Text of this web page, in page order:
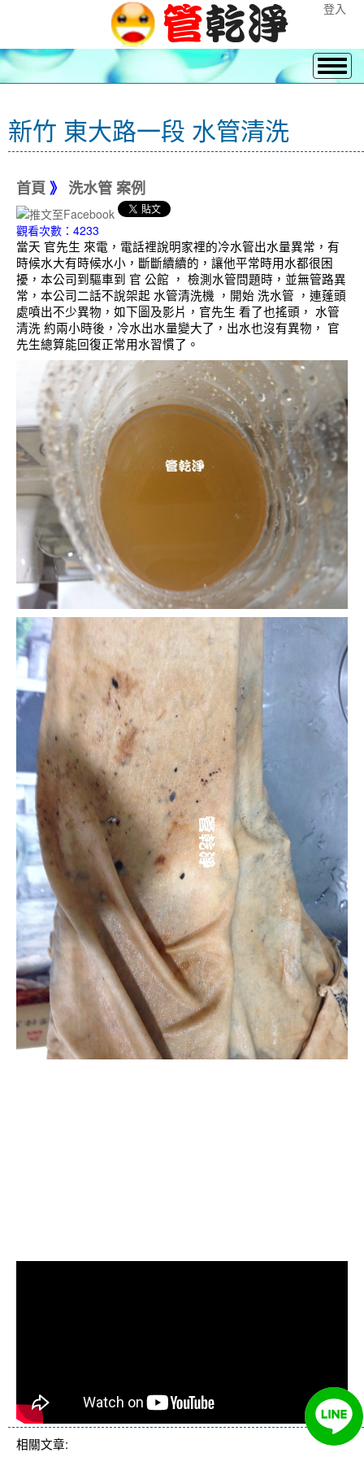
登入
新竹 東大路一段 水管清洗
首頁 》 洗水管 案例
觀看次數：4233
當天 官先生 來電，電話裡說明家裡的冷水管出水量異常，有
時候水大有時候水小，斷斷續續的，讓他平常時用水都很困
擾，本公司到驅車到 官 公館 ， 檢測水管問題時，並無管路異
常，本公司二話不說架起 水管清洗機 ，開始 洗水管 ，連蓬頭
處噴出不少異物，如下圖及影片，官先生 看了也搖頭， 水管
清洗 約兩小時後，冷水出水量變大了，出水也沒有異物， 官
先生總算能回復正常用水習慣了。
相關文章: